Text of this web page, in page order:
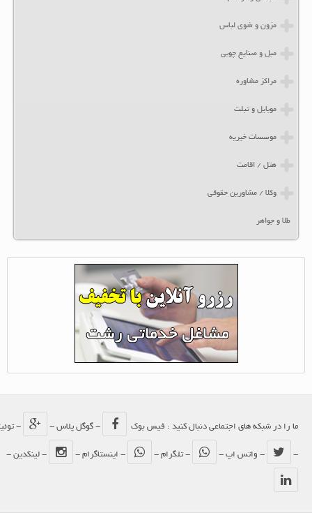
مزون و شوی لباس
مبل و صنایع چوبی
مراکز مشاوره
موبایل و تبلت
موسسات خیریه
هتل / اقامت
وکلا / مشاورین حقوقی
طلا و جواهر
ما را در شبکه های اجتماعی دنبال کنید : فیس بوک - گوگل پلاس - - توئیتر
- واتس اپ - - تلگرام - - اینستاگرام - - لینکدین -